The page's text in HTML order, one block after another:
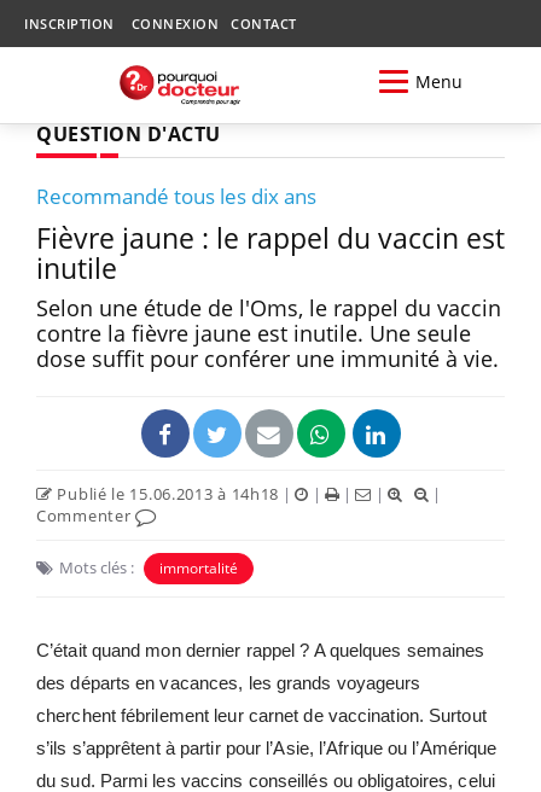
INSCRIPTION CONNEXION CONTACT
Menu
QUESTION D'ACTU
Recommandé tous les dix ans
Fièvre jaune : le rappel du vaccin est
inutile
Selon une étude de l'Oms, le rappel du vaccin
contre la fièvre jaune est inutile. Une seule
dose suffit pour conférer une immunité à vie.
Publié le 15.06.2013 à 14h18 | | | |
|
Commenter
Mots clés : immortalité
C’était quand mon dernier rappel ? A quelques semaines
des départs en vacances, les grands voyageurs
cherchent fébrilement leur carnet de vaccination. Surtout
s’ils s’apprêtent à partir pour l’Asie, l’Afrique ou l’Amérique
du sud. Parmi les vaccins conseillés ou obligatoires, celui